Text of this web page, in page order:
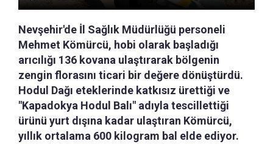
Nevşehir'de İl Sağlık Müdürlüğü personeli
Mehmet Kömürcü, hobi olarak başladığı
arıcılığı 136 kovana ulaştırarak bölgenin
zengin florasını ticari bir değere dönüştürdü.
Hodul Dağı eteklerinde katkısız ürettiği ve
"Kapadokya Hodul Balı" adıyla tescillettiği
ürünü yurt dışına kadar ulaştıran Kömürcü,
yıllık ortalama 600 kilogram bal elde ediyor.